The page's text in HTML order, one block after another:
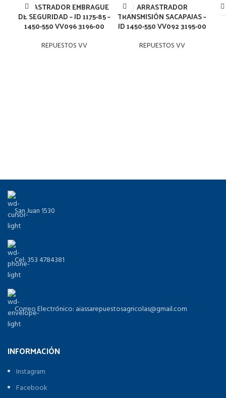
ARRASTRADOR EMBRAGUE
DE SEGURIDAD – JD 1175-85 –
1450-550 VV096 3196-00
REPUESTOS VV
ARRASTRADOR
TRANSMISIÓN SACAPAJAS –
JD 1450-550 VV092 3195-00
REPUESTOS VV
San Juan 1530
Cel: 353 4784381
Correo Electrónico: aiassarepuestosagricolas@gmail.com
INFORMACIÓN
Instagram
Facebook